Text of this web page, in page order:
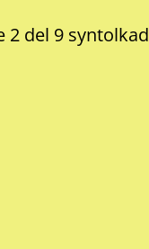
2 del 9 syntolkad